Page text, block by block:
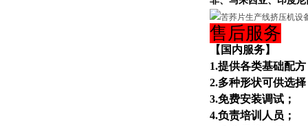
售后服务
【国内服务】
1.提供各类基础配
2.多种形状可供选择
3.免费安装调试；
4.负责培训人员；